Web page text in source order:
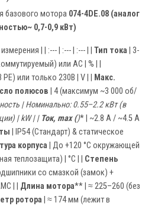
базового мотора 074-4DE.08 (аналог
0,7-0,9 кВт)
| | :--- | :--- | :--- | | Тип тока | 3-
или AC | % | |
PE) или только 230В | V | |
Макс.
полюсов | 4 (максимум ~3 000 об/
| Номинально: 0.55–2.2 кВт (в
| kW | | Ток, max ()* | ~2.8 А / ~4.5 А
| IP54 (Стандарт) & статическое
корпуса | До +120 °С окружающей
теплозащита) | °C | | Степень
со смазкой (замок) +
| | Длина мотора** | ≈ 225–260 (без
ротора | ≈ 174 мм (лежит в